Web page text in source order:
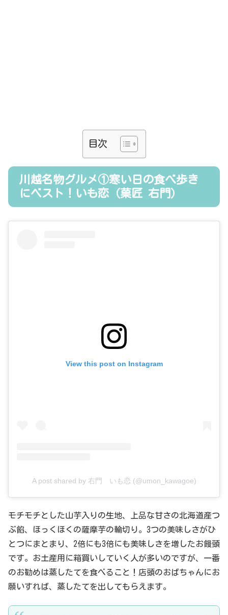
目次
川越名物グルメ①寒い日の食べ歩き
にベスト！いも恋（菓匠 右門）
View this post on Instagram
A post shared by 右門 いも恋 (@umon_kawagoe)
モチモチとした山芋入りの生地、上品な甘さの北海道産つ
ぶ餡、ほっくほくの薩摩芋の輪切り。3つの美味しさがひ
とつにまとまり、2倍にも3倍にも美味しさを増したお饅頭
です。お土産用に箱買いしていく人が多いのですが、一番
のお勧めは蒸したてを食べること！店頭のおばちゃんにお
願いすれば、蒸したてを出してもらえます。